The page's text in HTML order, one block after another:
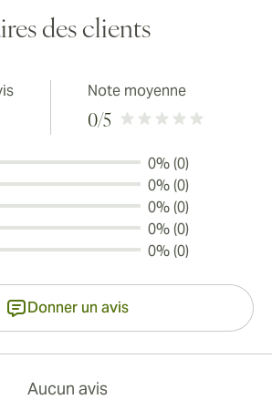
des clients
Note moyenne
0/5
0% (0)
0% (0)
0% (0)
0% (0)
0% (0)
Donner un avis
Aucun avis